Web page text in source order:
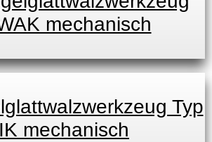
mechanisch
Typ
mechanisch